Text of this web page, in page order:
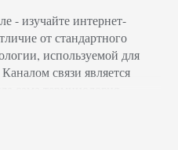
- изучайте интернет-
от стандартного
используемой для
связи является
сама терминология,
соответствующего
IP телефония для
функции